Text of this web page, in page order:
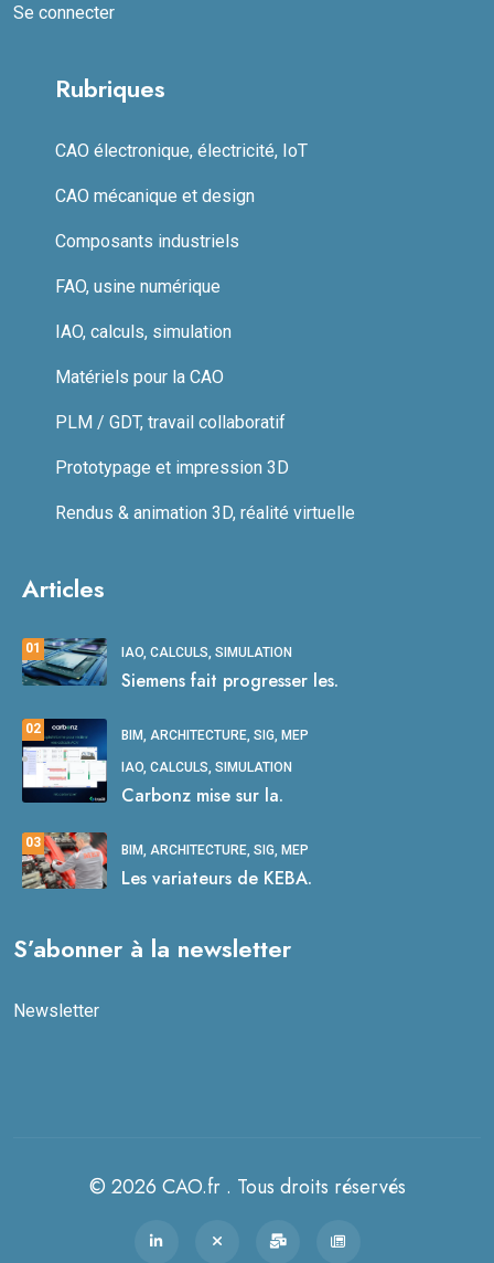
Se connecter
Rubriques
CAO électronique, électricité, IoT
CAO mécanique et design
Composants industriels
FAO, usine numérique
IAO, calculs, simulation
Matériels pour la CAO
PLM / GDT, travail collaboratif
Prototypage et impression 3D
Rendus & animation 3D, réalité virtuelle
Articles
01 IAO, CALCULS, SIMULATION
Siemens fait progresser les.
02 BIM, ARCHITECTURE, SIG, MEP
IAO, CALCULS, SIMULATION
Carbonz mise sur la.
03 BIM, ARCHITECTURE, SIG, MEP
Les variateurs de KEBA.
S’abonner à la newsletter
Newsletter
© 2026 CAO.fr . Tous droits réservés